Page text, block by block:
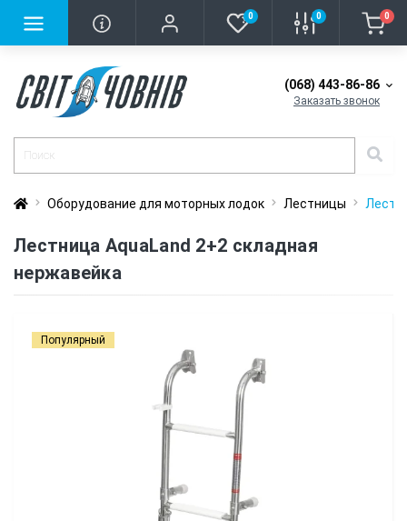
0 0 0
(068) 443-86-86
Заказать звонок
Оборудование для моторных лодок Лестницы
Лестница AquaLand 2+2 складная
нержавейка
Популярный